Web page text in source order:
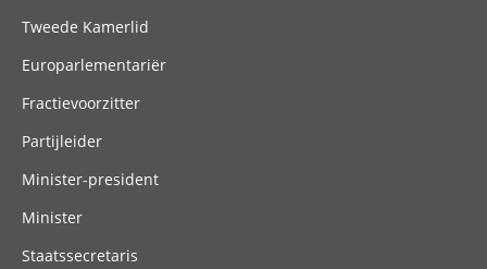
Tweede Kamerlid
Europarlementariër
Fractievoorzitter
Partijleider
Minister-president
Minister
Staatssecretaris